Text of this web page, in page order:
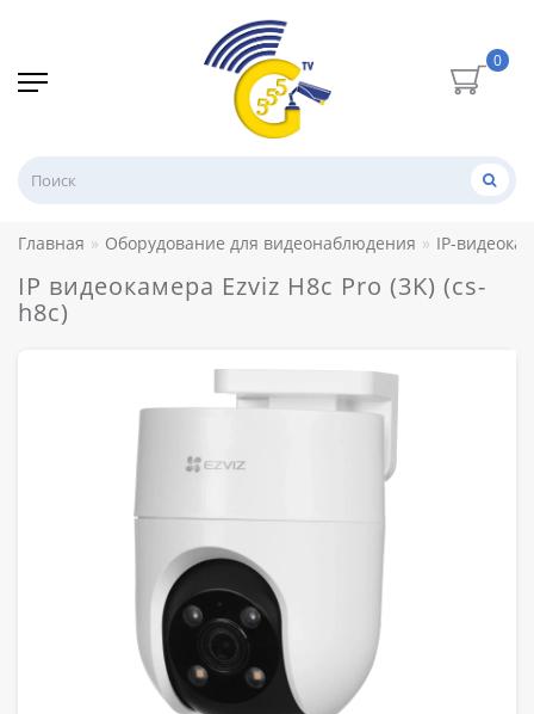
0
Главная Оборудование для видеонаблюдения IP-
IP видеокамера Ezviz H8c Pro (3K) (cs-
h8c)